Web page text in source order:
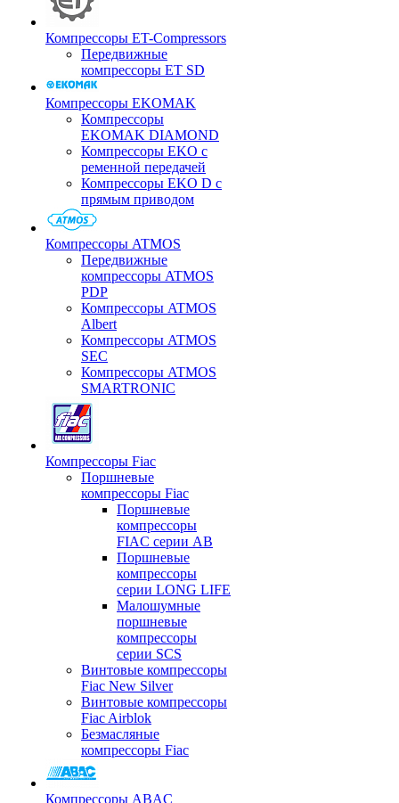
Компрессоры ET-Compressors
Передвижные
компрессоры ET SD
Компрессоры EKOMAK
Компрессоры
EKOMAK DIAMOND
Компрессоры EKO c
ременной передачей
Компрессоры EKO D с
прямым приводом
Компрессоры ATMOS
Передвижные
компрессоры ATMOS
PDP
Компрессоры ATMOS
Albert
Компрессоры ATMOS
SEC
Компрессоры ATMOS
SMARTRONIC
Компрессоры Fiac
Поршневые
компрессоры Fiac
Поршневые
компрессоры
FIAC серии AB
Поршневые
компрессоры
серии LONG LIFE
Малошумные
поршневые
компрессоры
серии SCS
Винтовые компрессоры
Fiac New Silver
Винтовые компрессоры
Fiac Airblok
Безмасляные
компрессоры Fiac
Компрессоры ABAC